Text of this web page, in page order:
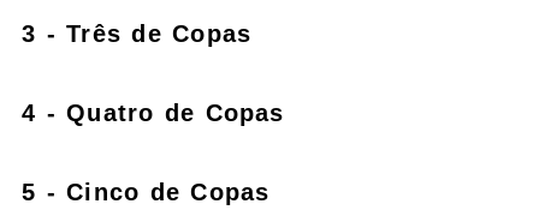
3 - Três de Copas
4 - Quatro de Copas
5 - Cinco de Copas